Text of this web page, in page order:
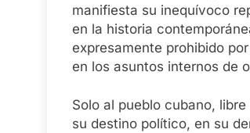
manifiesta su inequívoco
en la historia
expresamente prohibido
en los asuntos internos de
Solo al pueblo cubano,
su destino político, en su